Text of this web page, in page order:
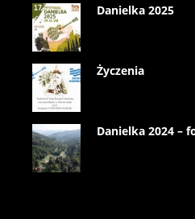
Danielka 2025
Życzenia
Danielka 2024 –